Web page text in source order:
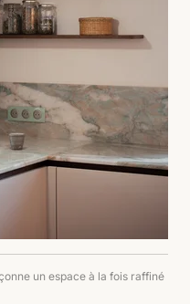
un espace à la fois raffiné